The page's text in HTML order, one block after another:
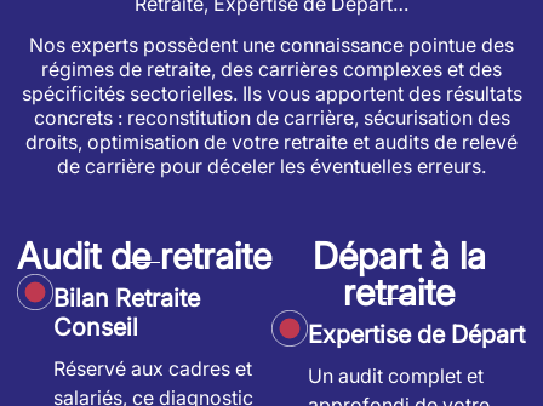
Nos experts possèdent une connaissance pointue des
régimes de retraite, des carrières complexes et des
spécificités sectorielles. Ils vous apportent des résultats
concrets : reconstitution de carrière, sécurisation des
droits, optimisation de votre retraite et audits de relevé
de carrière pour déceler les éventuelles erreurs.
Audit de retraite
Bilan Retraite
Conseil
Réservé aux cadres et
salariés, ce diagnostic
Départ à la
retraite
Expertise de Départ
Un audit complet et